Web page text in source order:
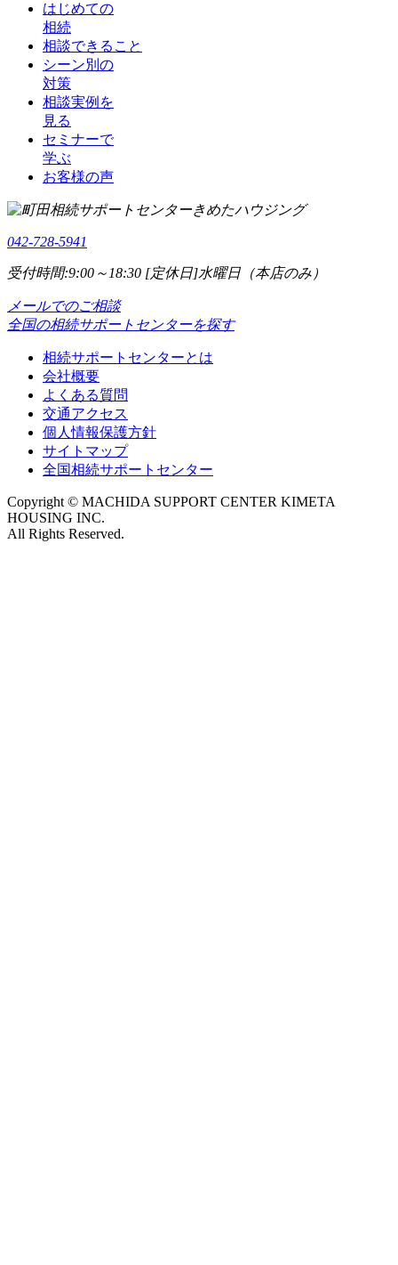
はじめての
相続
相談できること
シーン別の
対策
相談実例を
見る
セミナーで
学ぶ
お客様の声
042-728-5941
受付時間:9:00～18:30 [定休日]水曜日（本店のみ）
メールでのご相談
全国の相続サポートセンターを探す
相続サポートセンターとは
会社概要
よくある質問
交通アクセス
個人情報保護方針
サイトマップ
全国相続サポートセンター
Copyright © MACHIDA SUPPORT CENTER KIMETA
HOUSING INC.
All Rights Reserved.